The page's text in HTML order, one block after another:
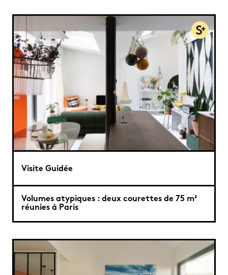
Visite Guidée
Volumes atypiques : deux courettes de 75 m²
réunies à Paris